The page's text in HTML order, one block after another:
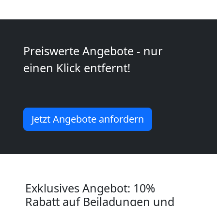
Preiswerte Angebote - nur
einen Klick entfernt!
Jetzt Angebote anfordern
Exklusives Angebot: 10%
Rabatt auf Beiladungen und
Möbeltransport
National
International